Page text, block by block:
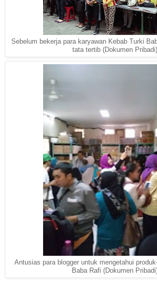
Sebelum bekerja para karyawan Kebab Turki
tata tertib (Dokumen Pribadi)
Antusias para blogger untuk mengetahui
Baba Rafi (Dokumen